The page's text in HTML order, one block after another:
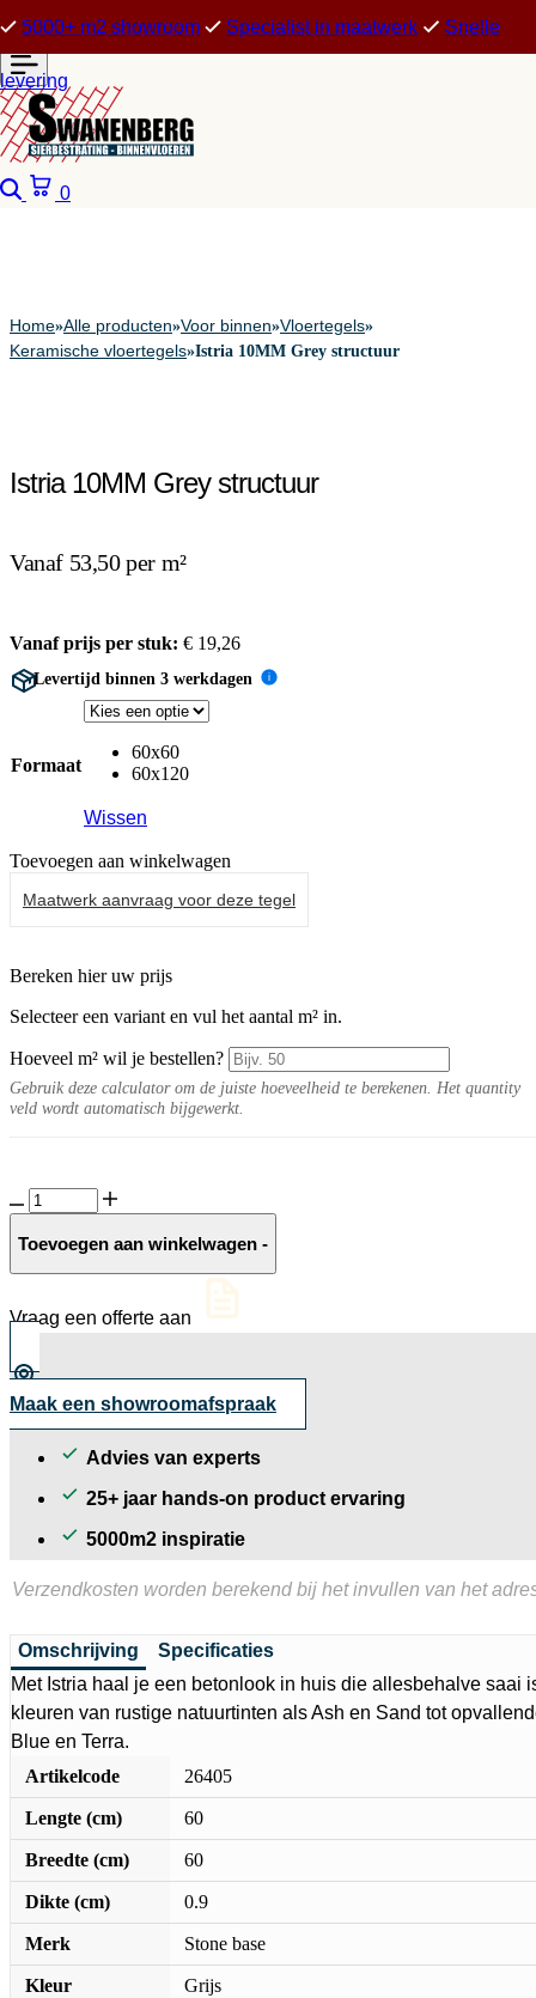
5000+ m2 showroom Specialist in maatwerk Snelle
levering
Zoeken
0
Home»Alle producten»Voor binnen»Vloertegels»
Keramische vloertegels»Istria 10MM Grey structuur
Istria 10MM Grey structuur
Vanaf 53,50 per m²
Vanaf prijs per stuk: € 19,26
Levertijd binnen 3 werkdagen i
Formaat
60x60
60x120
Wissen
Toevoegen aan winkelwagen
Maatwerk aanvraag voor deze tegel
Bereken hier uw prijs
Selecteer een variant en vul het aantal m² in.
Hoeveel m² wil je bestellen?
Gebruik deze calculator om de juiste hoeveelheid te berekenen. Het quantity
veld wordt automatisch bijgewerkt.
Istria
10MM
Grey
Toevoegen aan winkelwagen -
Vraag een offerte aan
Maak een showroomafspraak
Advies van experts
25+ jaar hands-on product ervaring
5000m2 inspiratie
Verzendkosten worden berekend bij het invullen van het
Omschrijving
Specificaties
Met Istria haal je een betonlook in huis die allesbehalve saai
kleuren van rustige natuurtinten als Ash en Sand tot
Blue en Terra.
Artikelcode
26405
Lengte (cm) 60
Breedte (cm) 60
Dikte (cm) 0.9
Merk Stone base
Kleur Grijs